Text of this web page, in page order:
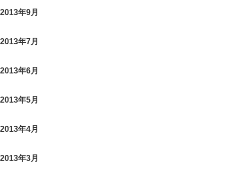
2013年9月
2013年7月
2013年6月
2013年5月
2013年4月
2013年3月